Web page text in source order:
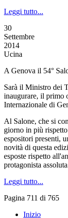
Leggi tutto...
30
Settembre
2014
Ucina
A Genova il 54°
Sarà il Ministro dei
inaugurare, il primo
Internazionale di
Al Salone, che si
giorno in più
espositori presenti,
novità di questa
esposte rispetto
protagonista
Leggi tutto...
Pagina 711 di 765
Inizio